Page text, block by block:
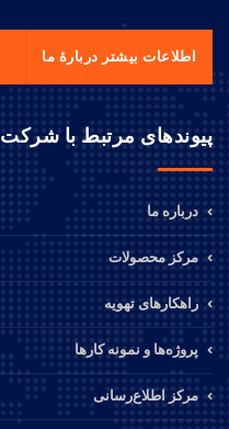
اطلاعات بیشتر دربارهٔ ما
پیوندهای مرتبط با شرکت
درباره ما
مرکز محصولات
راهکارهای تهویه
پروژه‌ها و نمونه کارها
مرکز اطلاع‌رسانی